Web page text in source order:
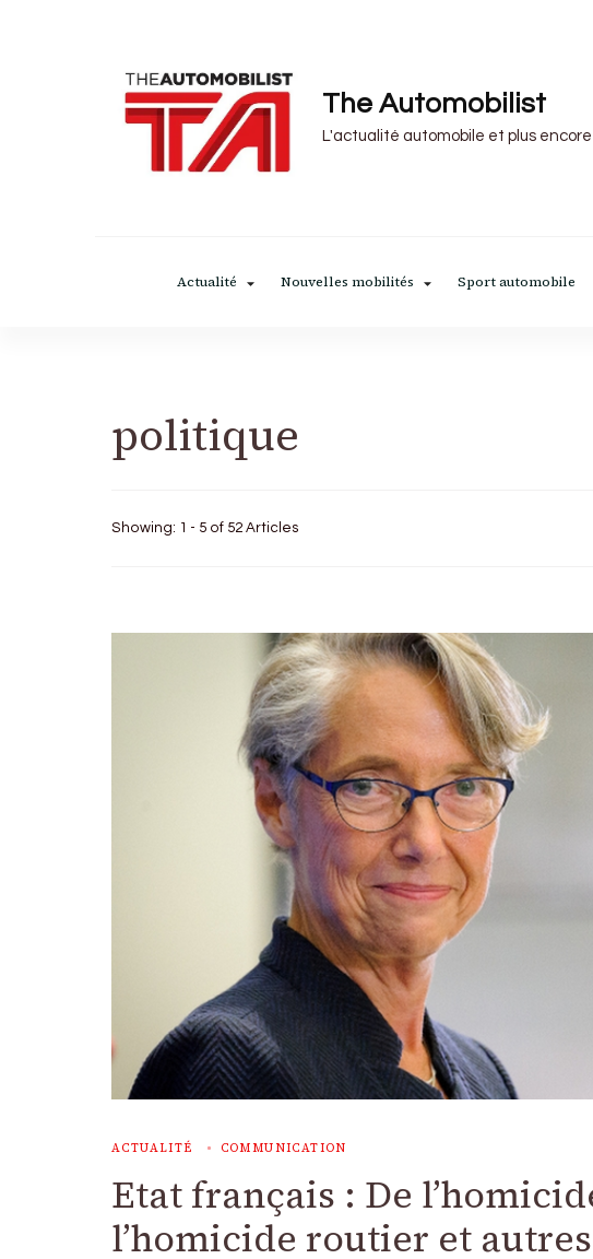
The Automobilist
L'actualité automobile et plus encore
Actualité Nouvelles mobilités Sport automobile
politique
Showing: 1 - 5 of 52 Articles
ACTUALITÉ COMMUNICATION
Etat français : De
l’homicide routier et